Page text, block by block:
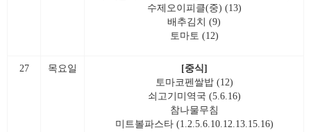
수제오이피클(중) (13)
배추김치 (9)
토마토 (12)
27 목요일
[중식]
토마코펜쌀밥 (12)
쇠고기미역국 (5.6.16)
참나물무침
미트볼파스타 (1.2.5.6.10.12.13.15.16)